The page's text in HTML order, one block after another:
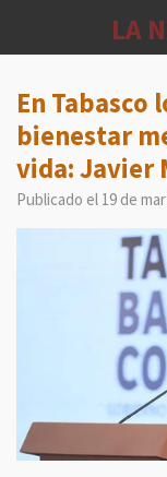
principal
LA
En Tabasco
bienestar
vida: Javier
Publicado el 19 de